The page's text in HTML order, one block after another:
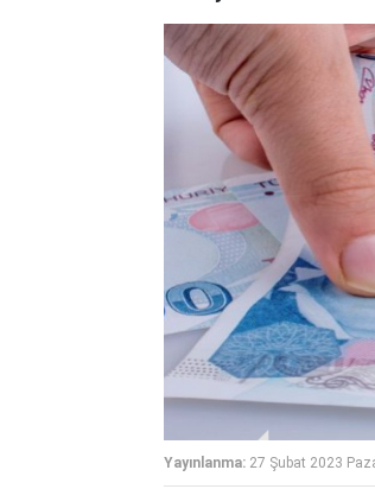
Yayınlanma: 27 Şubat 2023